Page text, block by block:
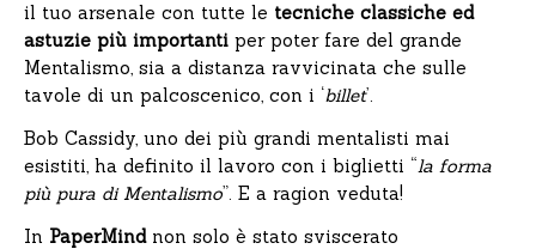
il tuo arsenale con tutte le tecniche classiche ed
astuzie più importanti per poter fare del grande
Mentalismo, sia a distanza ravvicinata che sulle
tavole di un palcoscenico, con i ‘billet’.
Bob Cassidy, uno dei più grandi mentalisti mai
esistiti, ha definito il lavoro con i biglietti “la forma
più pura di Mentalismo”. E a ragion veduta!
In PaperMindnon solo è stato sviscerato